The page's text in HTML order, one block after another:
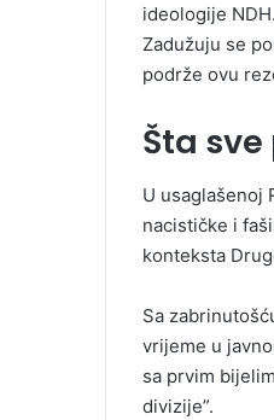
ideologije NDH.
Zadužuju se
podrže ovu
Šta sve
U usaglašenoj
nacističke i
konteksta
Sa
vrijeme u
sa prvim
divizije”.